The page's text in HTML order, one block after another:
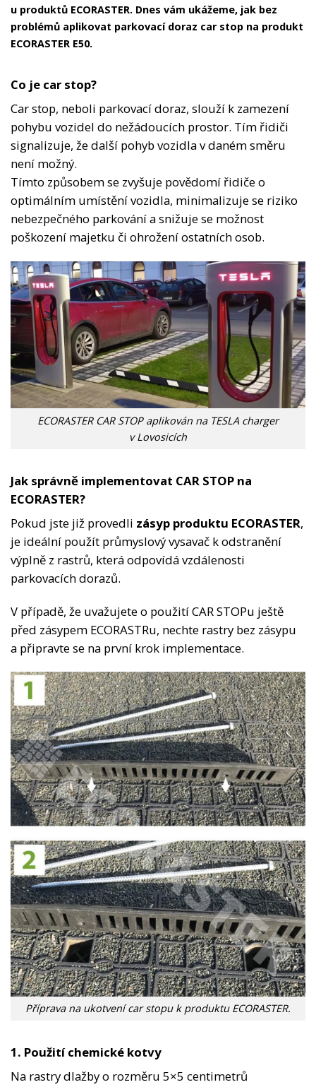
u produktů ECORASTER. Dnes vám ukážeme, jak bez
problémů aplikovat parkovací doraz car stop na produkt
ECORASTER E50.
Co je car stop?
Car stop, neboli parkovací doraz, slouží k zamezení
pohybu vozidel do nežádoucích prostor. Tím řidiči
signalizuje, že další pohyb vozidla v daném směru
není možný.
Tímto způsobem se zvyšuje povědomí řidiče o
optimálním umístění vozidla, minimalizuje se riziko
nebezpečného parkování a snižuje se možnost
poškození majetku či ohrožení ostatních osob.
ECORASTER CAR STOP aplikován na TESLA charger
v Lovosicích
Jak správně implementovat CAR STOP na
ECORASTER?
Pokud jste již provedli zásyp produktu ECORASTER,
je ideální použít průmyslový vysavač k odstranění
výplně z rastrů, která odpovídá vzdálenosti
parkovacích dorazů.
V případě, že uvažujete o použití CAR STOPu ještě
před zásypem ECORASTRu, nechte rastry bez zásypu
a připravte se na první krok implementace.
Příprava na ukotvení car stopu k produktu ECORASTER.
1. Použití chemické kotvy
Na rastry dlažby o rozměru 5×5 centimetrů